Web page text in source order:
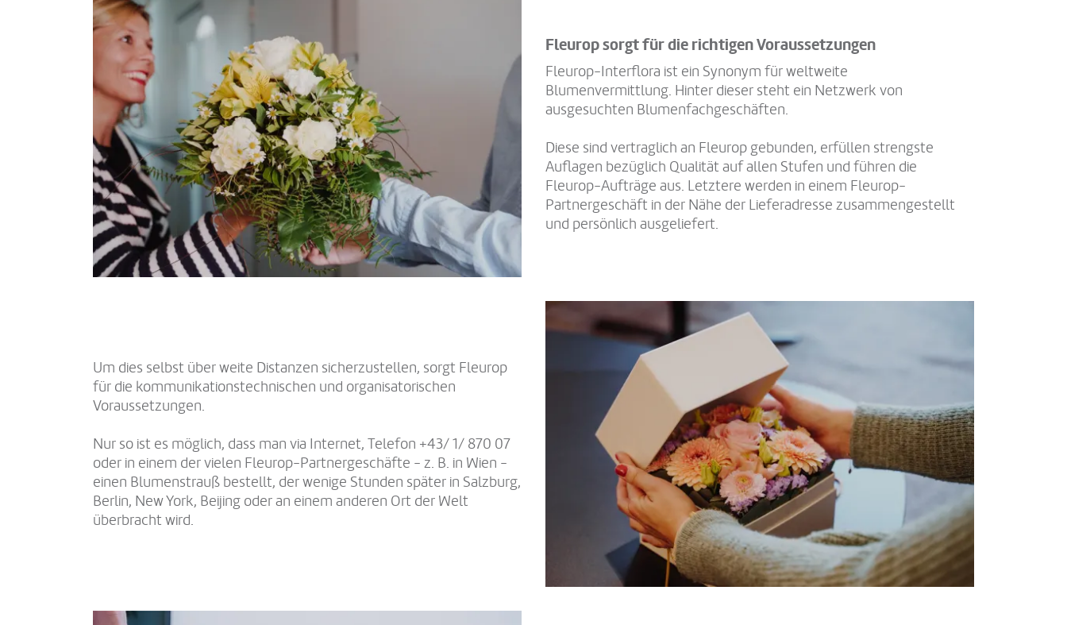
Fleurop sorgt für die richtigen Voraussetzungen
Fleurop-Interflora ist ein Synonym für weltweite
Blumenvermittlung. Hinter dieser steht ein Netzwerk von
ausgesuchten Blumenfachgeschäften.
Diese sind vertraglich an Fleurop gebunden, erfüllen strengste
Auflagen bezüglich Qualität auf allen Stufen und führen die
Fleurop-Aufträge aus. Letztere werden in einem Fleurop-
Partnergeschäft in der Nähe der Lieferadresse zusammengestellt
und persönlich ausgeliefert.
Um dies selbst über weite Distanzen sicherzustellen, sorgt Fleurop
für die kommunikationstechnischen und organisatorischen
Voraussetzungen.
Nur so ist es möglich, dass man via Internet, Telefon +43/ 1/ 870 07
oder in einem der vielen Fleurop-Partnergeschäfte - z. B. in Wien -
einen Blumenstrauß bestellt, der wenige Stunden später in Salzburg,
Berlin, New York, Beijing oder an einem anderen Ort der Welt
überbracht wird.